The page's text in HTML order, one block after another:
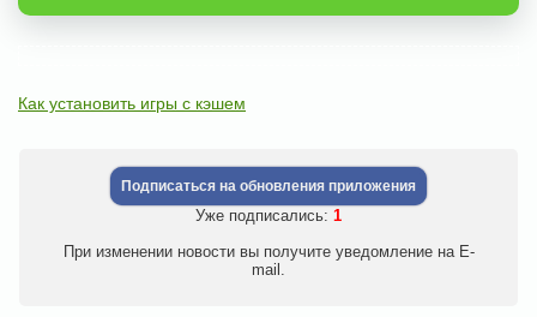
Как установить игры с кэшем
Подписаться на обновления приложения
Уже подписались: 1
При изменении новости вы получите уведомление на E-
mail.